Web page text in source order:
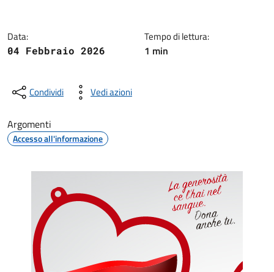
Data:
04 Febbraio 2026
Tempo di lettura:
1 min
Condividi Vedi azioni
Argomenti
Accesso all'informazione